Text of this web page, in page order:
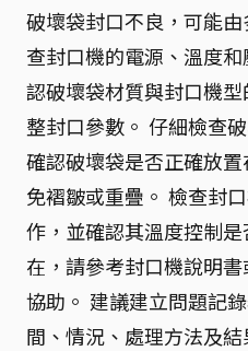
破壞袋封口不良，可能
查封口機的電源、溫度
認破壞袋材質與封口機
整封口參數。 仔細檢查
確認破壞袋是否正確放
免褶皺或重疊。 檢查封
作，並確認其溫度控制
在，請參考封口機說明
協助。 建議建立問題記
間、情況、處理方法及